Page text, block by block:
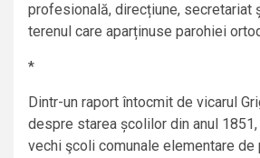
profesională, direcțiune, secretariat
terenul care aparținuse parohiei
*
Dintr-un raport întocmit de vicarul
despre starea școlilor din anul
vechi şcoli comunale elementare de